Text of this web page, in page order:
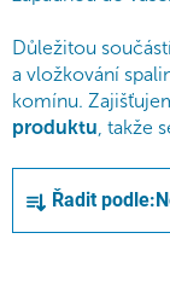
Důležitou
a vložkování
komínu.
produktu , takže
Řadit podle: